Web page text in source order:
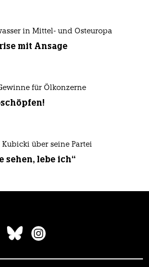
in Mittel- und Osteuropa
mit Ansage
für Ölkonzerne
Kubicki über seine Partei
sehen, lebe ich“